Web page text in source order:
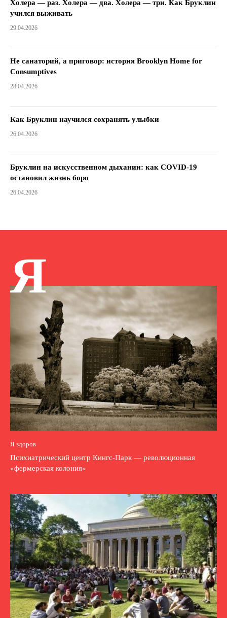
Холера — раз. Холера — два. Холера — три. Как Бруклин
учился выживать
29.04.2026
Не санаторий, а приговор: история Brooklyn Home for
Consumptives
28.04.2026
Как Бруклин научился сохранять улыбки
26.04.2026
Бруклин на искусственном дыхании: как COVID-19
остановил жизнь боро
26.04.2026
Я
Я здоров
Психиатрический центр Кингс-Парк — революционная
«фермерская колония»